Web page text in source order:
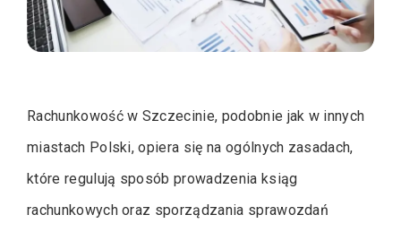
Rachunkowość w Szczecinie, podobnie jak w innych
miastach Polski, opiera się na ogólnych zasadach,
które regulują sposób prowadzenia ksiąg
rachunkowych oraz sporządzania sprawozdań